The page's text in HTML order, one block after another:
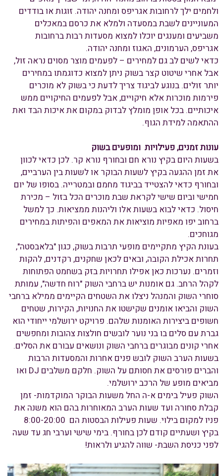
ולחמים ילך לרחובות אגריפס ומחנה יהודה. זוגות או בודדים
המעוניינים לשבת במסעדה ולמלא את כרסם במאכלים
משביעים ומענגים יוכלו למצוא מסעדות רבות ברחובות
אגריפס, הערמונים, האגוז ומחנה יהודה.
כדאי לשים לב גם למחירים – לפעמים מוצר מסוים נראה זול,
אבל אחרי שיטוט קצר בשוק ניתן למצוא כדוגמתו במחירים
יותר זולים. בנוגע לביגוד צריך לדעת כי בשוק לא מוכרים
פירמות מוכרות אלא חיקויים, אבל לפעמים החיקויים ממש
איכותיים. בכל אופן מומלץ לבדוק במקום את איכות הבד ואת
ההתאמה למידת הגוף.
עונות זמנים, פעילויות ומופעים בשוק
בשעות היום בקיץ נורא חם ובחורף נורא קר. לכן כדאי לכוון
את זמן ההגעה בקיץ לשעות הבוקר או לשעות בין הערביים,
ובחורף כדאי להצטייד בביגוד מחמם ובמטרייה. בסופו של יום
חמישי וביום שישי לקראת שבת מוכרים הכל בזול – מכירת
חיסול. כדאי לבוא בשעות אלו וליהנות ממציאות. כך למשל
ברחוב יפו מאפיות מוציאות את המאפים והפיתות במחירים
מגוחכים.
בעונת הקיץ מתקיימים מופעי תרבות בשוק, כגון "בלאבסטה",
תחרות אכילת הקובה, ובאים לכאן שחקנים, רקדנים, להקות
וזמרים. נערכות כאן אפילו תחרויות בזק בשחמט הפתוחות
לקהל הרחב. גם אומנות יש ברחבי השוק "רוח חדשה", עמותת
סוחרי השוק והמנהל ניצלו את השטחים הקיימים ממילא ברחבי
השוק והביאו אומנים שקישטו את החנויות, הקירות, שטחים
חשופים ביצירות האומנות שלהם. פרויקט ירושלמי ייחודי הוא
גברת עם סלים בו בני נוער לובשים חולצות צהובות ומחפשים
אחרי קונים מבוגרים ברחבי השוק ונושאים עבורם את הסלים.
בשעות הערב השוק לובש פנים אחרות והמסעדות הרבות
והברים פורסים את חסותם על השוק. חלקם משלבים DJ ואו
מביאים מופע של הרכב ירושלמי.
השוק פעיל בימים א-ה החל משעות הבוקר המוקדמות- זמן
קבלת סחורה ועד שעות הערב המאוחרות בהם הוא משנה את
פניו למקום בילוי. שעות פעילות הבסטות הם 8:00-20:00
בקיץ ושעתיים קודם לכן בחורף. בימי שישי וערבי חג עד שעה
לפני כניסת השבת- שווה להגיע ולראות!